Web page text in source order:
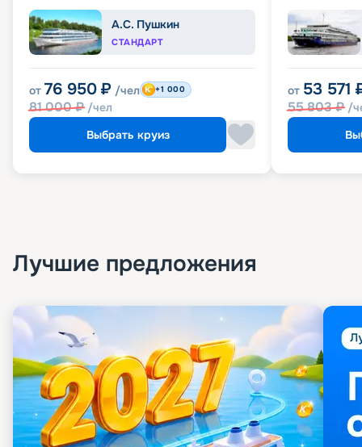
А.С. Пушкин
СТАНДАРТ
от 76 950 ₽ /чел
81 000₽ /чел
+1 000
Выбрать круиз
от 53 571
55 803₽ /
Лучшие предложения